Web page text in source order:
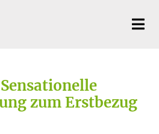
zum Erstbezug